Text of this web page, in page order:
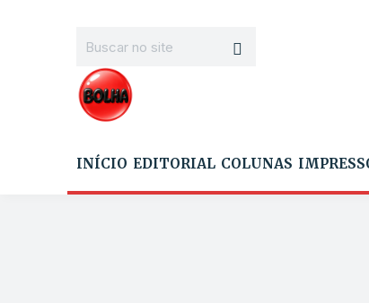
INÍCIO EDITORIAL COLUNAS